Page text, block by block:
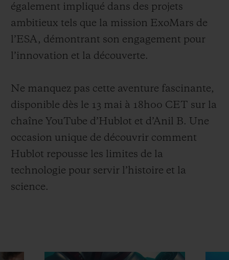
également impliqué dans des projets
ambitieux tels que la mission ExoMars de
l’ESA, démontrant son engagement pour
l’innovation et la découverte.
Ne manquez pas cette aventure fascinante,
disponible dès le 13 mai à 18h00 CET sur la
chaîne YouTube d’Hublot et d’Anil B. Une
occasion unique de découvrir comment
Hublot repousse les limites de la
technologie pour servir l’histoire et la
science.